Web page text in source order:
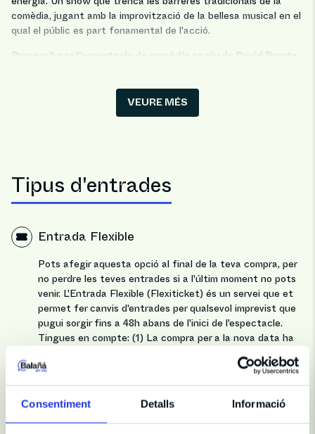
Consentiment Detalls Informació
comèdia, jugant amb la improvització de la bellesa musical en el
qual el públic es part fonamental de l'acció.
Prepara't per l'espectacle de comèdia en viu de David Puerto,
VEURE MÉS
Tipus d'entrades
Entrada Flexible
Pots afegir aquesta opció al final de la teva compra, per
no perdre les teves entrades si a l'últim moment no pots
venir. L'Entrada Flexible (Flexiticket) és un servei que et
permet fer canvis d'entrades per qualsevol imprevist que
pugui sorgir fins a 48h abans de l'inici de l'espectacle.
Tingues en compte: (1) La compra per a la nova data ha
compra. (2) La nova compra està subjecte a la